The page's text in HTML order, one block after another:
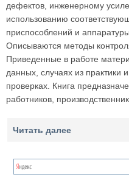
дефектов, инженерному
использованию
приспособлений и
Описываются методы
Приведенные в работе
данных, случаях из практики
проверках. Книга
работников,
Читать далее